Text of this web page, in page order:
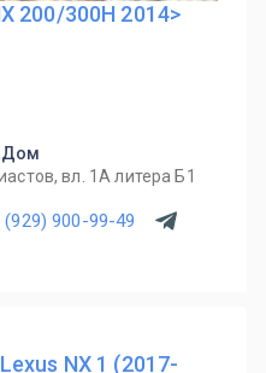
200/300H 2014>
вл. 1А литера Б1
(929) 900-99-49
NX 1 (2017-